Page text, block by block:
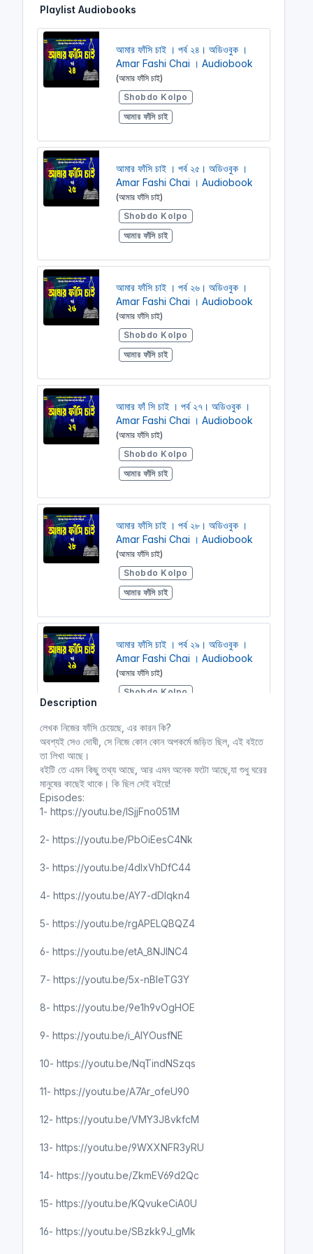
n
s
f
e
Playlist Audiobooks
আমার ফাঁসি চাই । পর্ব ২৪। অডিওবুক ।
Amar Fashi Chai । Audiobook
(আমার ফাঁসি চাই)
Shobdo Kolpo
আমার ফাঁসি চাই
আমার ফাঁসি চাই । পর্ব ২৫। অডিওবুক ।
Amar Fashi Chai । Audiobook
(আমার ফাঁসি চাই)
Shobdo Kolpo
আমার ফাঁসি চাই
আমার ফাঁসি চাই । পর্ব ২৬। অডিওবুক ।
Amar Fashi Chai । Audiobook
(আমার ফাঁসি চাই)
Shobdo Kolpo
আমার ফাঁসি চাই
আমার ফাঁ সি চাই । পর্ব ২৭। অডিওবুক ।
Amar Fashi Chai । Audiobook
(আমার ফাঁসি চাই)
Shobdo Kolpo
আমার ফাঁসি চাই
আমার ফাঁসি চাই । পর্ব ২৮। অডিওবুক ।
Amar Fashi Chai । Audiobook
(আমার ফাঁসি চাই)
Shobdo Kolpo
আমার ফাঁসি চাই
আমার ফাঁসি চাই । পর্ব ২৯। অডিওবুক ।
Amar Fashi Chai । Audiobook
(আমার ফাঁসি চাই)
Shobdo Kolpo
আমার ফাঁসি চাই । শেষ পর্ব। অডিওবুক ।
Amar Fashi Chai । Audiobook
Shobdo Kolpo
Amar Fashi Chai
আমার ফাঁসি চাই । অডিওবুক । পর্ব ২।
Amar Fashi Chai (আমার ফাঁসি চাই)
আমার ফাঁসি চাই
আমার ফাঁসি চাই । অডিওবুক । পর্ব ৩।
#History (আমার ফাঁসি চাই)
আমার ফাঁসি চাই । অডিওবুক । পর্ব ৪।
Amar Fashi Chai । #True
#History
(আমার ফাঁসি চাই)
Description
লেখক নিজের ফাঁসি চেয়েছে, এর কারন কি?
অবশ্যই সেও দোষী, সে নিজে কোন কোন অপকর্মে জড়িত ছিল, এই বইতে
তা লিখা আছে।
বইটি তে এমন কিছু তথ্য আছে, আর এমন অনেক ফটো আছে,যা শুধু ঘরের
মানুষের কাছেই থাকে। কি ছিল সেই বইয়ে!
Episodes:
1- https://youtu.be/lSjjFno051M
2- https://youtu.be/PbOiEesC4Nk
3- https://youtu.be/4dIxVhDfC44
4- https://youtu.be/AY7-dDlqkn4
5- https://youtu.be/rgAPELQBQZ4
6- https://youtu.be/etA_8NJINC4
7- https://youtu.be/5x-nBleTG3Y
8- https://youtu.be/9e1h9vOgHOE
9- https://youtu.be/i_AIYOusfNE
10- https://youtu.be/NqTindNSzqs
11- https://youtu.be/A7Ar_ofeU90
12- https://youtu.be/VMY3J8vkfcM
13- https://youtu.be/9WXXNFR3yRU
14- https://youtu.be/ZkmEV69d2Qc
15- https://youtu.be/KQvukeCiA0U
16- https://youtu.be/SBzkk9J_gMk